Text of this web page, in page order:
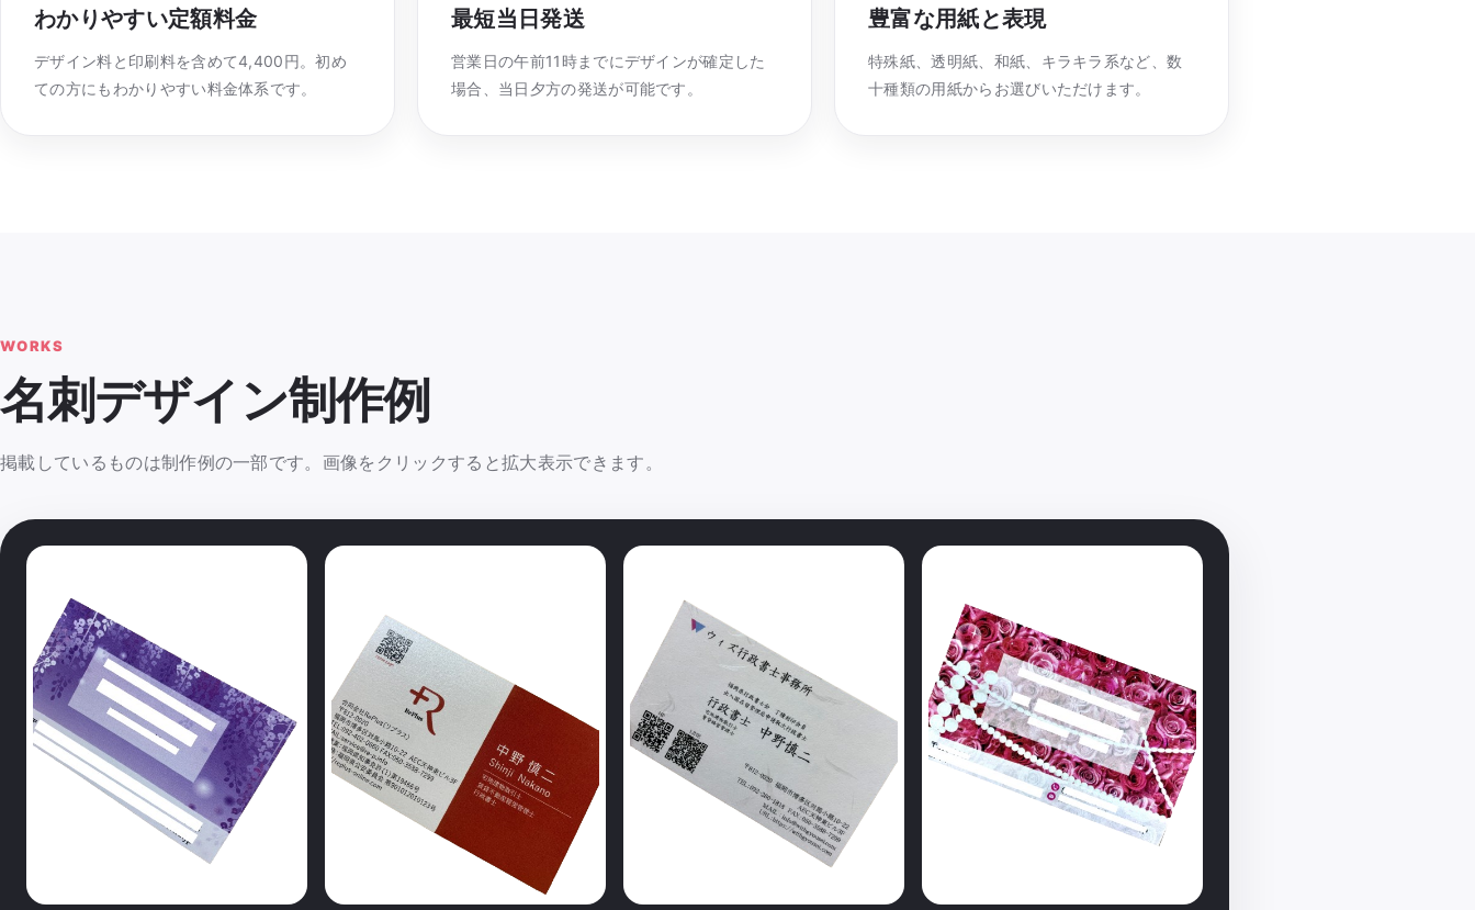
わかりやすい定額料金
デザイン料と印刷料を含めて4,400円。初め
ての方にもわかりやすい料金体系です。
最短当日発送
営業日の午前11時までにデザインが確定した
場合、当日夕方の発送が可能です。
豊富な用紙と表現
特殊紙、透明紙、和紙、キラキラ系など、数
十種類の用紙からお選びいただけます。
WORKS
名刺デザイン制作例
掲載しているものは制作例の一部です。画像をクリックすると拡大表示できます。